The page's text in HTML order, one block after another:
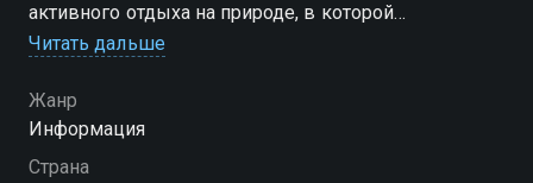
активного отдыха на природе, в которой
раскрываются как характер героя, так и привычные
Читать дальше
Жанр
Информация
Страна